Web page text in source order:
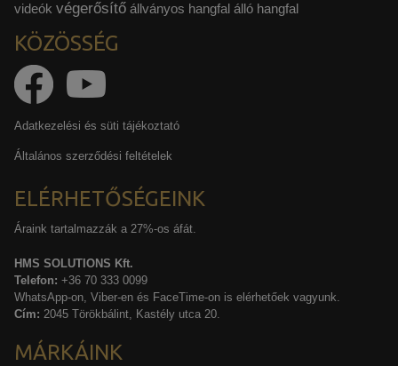
videók végerősítő állványos hangfal álló hangfal
KÖZÖSSÉG
Adatkezelési és süti tájékoztató
Általános szerződési feltételek
ELÉRHETŐSÉGEINK
Áraink tartalmazzák a 27%-os áfát.
HMS SOLUTIONS Kft.
Telefon: +36 70 333 0099
WhatsApp-on, Viber-en és FaceTime-on is elérhetőek vagyunk.
Cím: 2045 Törökbálint, Kastély utca 20.
MÁRKÁINK